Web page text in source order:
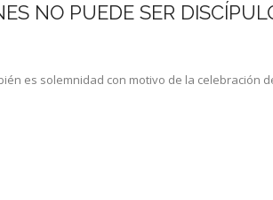
NO PUEDE SER
es solemnidad con motivo de la celebración